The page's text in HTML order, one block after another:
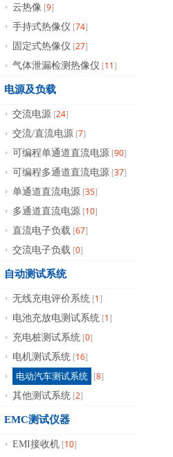
云热像 [9]
手持式热像仪 [74]
固定式热像仪 [27]
气体泄漏检测热像仪 [11]
电源及负载
交流电源 [24]
交流/直流电源 [7]
可编程单通道直流电源 [90]
可编程多通道直流电源 [37]
单通道直流电源 [35]
多通道直流电源 [10]
直流电子负载 [67]
交流电子负载 [0]
自动测试系统
无线充电评价系统 [1]
电池充放电测试系统 [1]
充电桩测试系统 [0]
电机测试系统 [16]
电动汽车测试系统 [8]
其他测试系统 [2]
EMC测试仪器
EMI接收机 [10]